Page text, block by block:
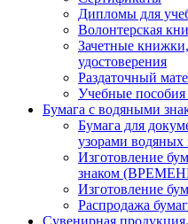
Дипломы для
Волонтерская
Зачетные книжки,
удостоверения
Раздаточный
Учебные
Бумага с водяными
Бумага для
узорами водяных
Изготовление
знаком
Изготовление
Распродажа
Сувенирная продукция